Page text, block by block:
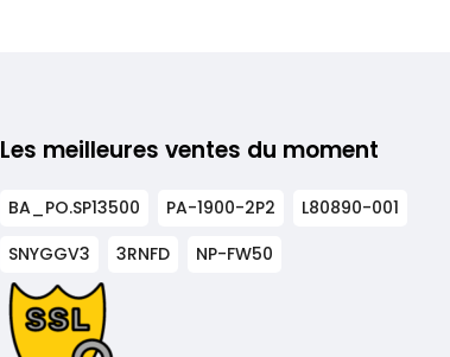
Les meilleures ventes du moment
BA_PO.SP13500 PA-1900-2P2
L80890-001
SNYGGV3
3RNFD NP-FW50